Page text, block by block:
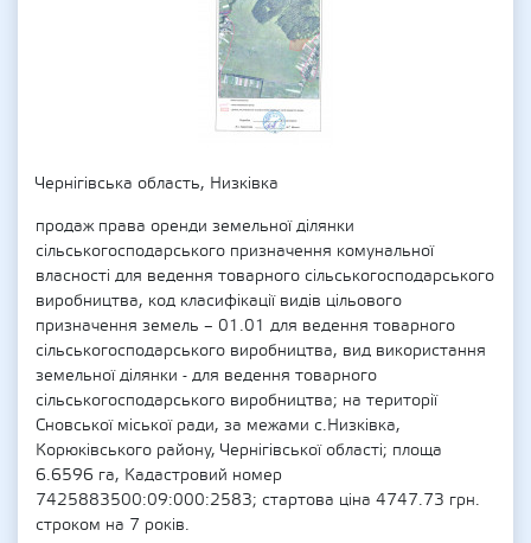
Чернігівська область, Низківка
продаж права оренди земельної ділянки
сільськогосподарського призначення комунальної
власності для ведення товарного сільськогосподарського
виробництва, код класифікації видів цільового
призначення земель – 01.01 для ведення товарного
сільськогосподарського виробництва, вид використання
земельної ділянки - для ведення товарного
сільськогосподарського виробництва; на території
Сновської міської ради, за межами с.Низківка,
Корюківського району, Чернігівської області; площа
6.6596 га, Кадастровий номер
7425883500:09:000:2583; стартова ціна 4747.73 грн.
строком на 7 років.